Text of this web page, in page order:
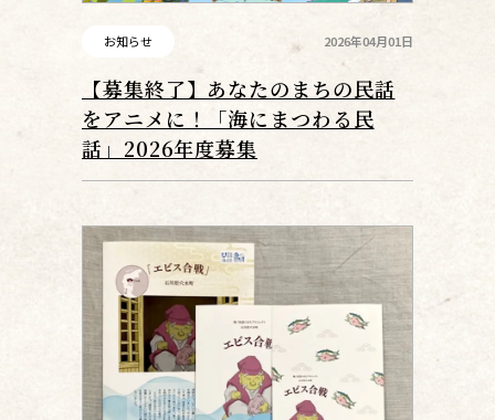
お知らせ 2026年04月01日
【募集終了】あなたのまちの民話
をアニメに！「海にまつわる民
話」2026年度募集